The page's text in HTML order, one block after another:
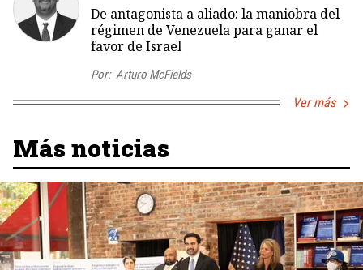
De antagonista a aliado: la maniobra del
régimen de Venezuela para ganar el
favor de Israel
Por: Arturo McFields
Ver más
Más noticias